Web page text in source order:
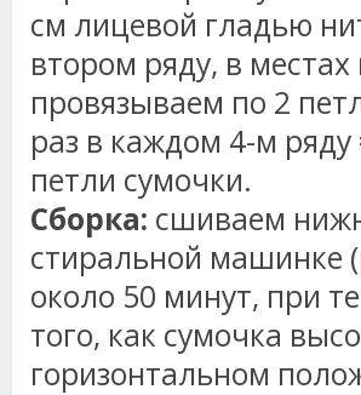
см лицевой гладью
втором ряду, в
провязываем по 2
раз в каждом 4-м
петли сумочки.
Сборка: сшиваем
стиральной машинке
около 50 минут, при
того, как сумочка
горизонтальном